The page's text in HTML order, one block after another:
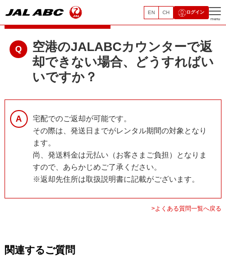
EN CH ログイン
menu
レンタルモバイルサービス
空港のJALABCカウンターで返
却できない場合、どうすればい
いですか？
宅配でのご返却が可能です。
その際は、発送日までがレンタル期間の対象となり
ます。
尚、発送料金は元払い（お客さまご負担）となりま
すので、あらかじめご了承ください。
※返却先住所は取扱説明書に記載がございます。
>よくある質問一覧へ戻る
関連するご質問